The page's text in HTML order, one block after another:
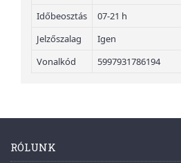
Időbeosztás
07-21 h
Jelzőszalag
Igen
Vonalkód
5997931786194
RÓLUNK